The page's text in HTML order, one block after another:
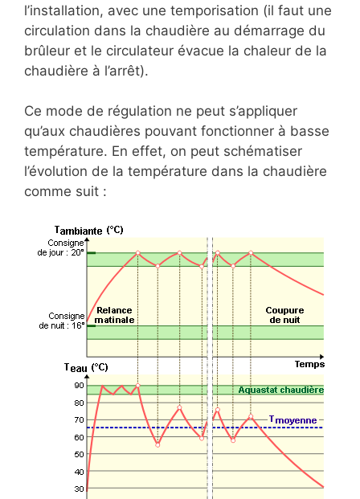
l’installation, avec une temporisation (il faut une
circulation dans la chaudière au démarrage du
brûleur et le circulateur évacue la chaleur de la
chaudière à l’arrêt).
Ce mode de régulation ne peut s’appliquer
qu’aux chaudières pouvant fonctionner à basse
température. En effet, on peut schématiser
l’évolution de la température dans la chaudière
comme suit :